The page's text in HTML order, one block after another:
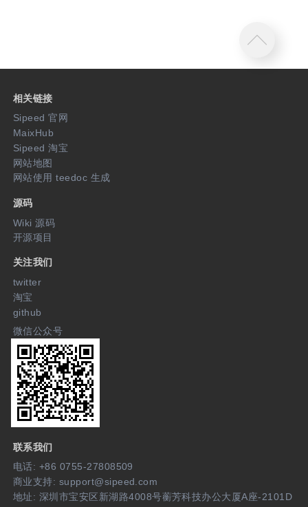
相关链接
Sipeed 官网
MaixHub
Sipeed 淘宝
网站地图
网站使用 teedoc 生成
源码
Wiki 源码
开源项目
关注我们
twitter
淘宝
github
微信公众号
联系我们
电话: +86 0755-27808509
商业支持: support@sipeed.com
地址: 深圳市宝安区新湖路4008号蘅芳科技办公大厦A座-2101D